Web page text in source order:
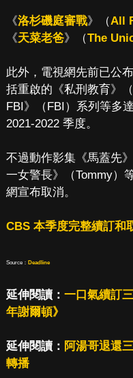
《洛杉磯庭審戰》（All
《天菜老爸》（The
此外，電視網先前已公
括重啟的《私刑教育》
FBI》（FBI）系列等多
2021-2022 季度。
不過動作影集《馬蓋先
一女警長》（Tommy）
網宣布取消。
CBS 本季度完整續訂和
Source： Deadline
延伸閱讀： 一口氣續訂
年謝爾頓》
延伸閱讀： 阿湯哥退還
轉播